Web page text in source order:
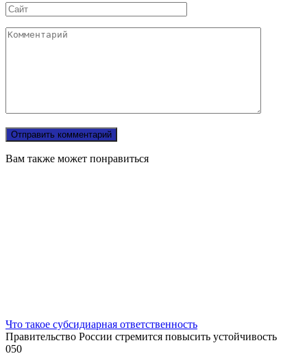
Сайт
Комментарий
Вам также может понравиться
Что такое субсидиарная ответственность
Правительство России стремится повысить устойчивость
050